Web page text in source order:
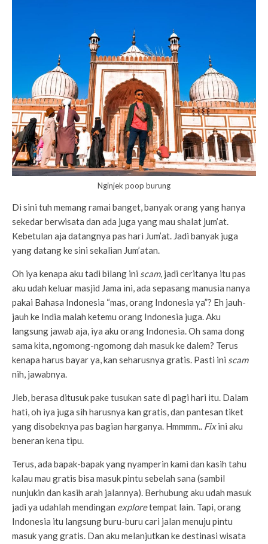
Nginjek poop burung
Di sini tuh memang ramai banget, banyak orang yang hanya
sekedar berwisata dan ada juga yang mau shalat jum’at.
Kebetulan aja datangnya pas hari Jum’at. Jadi banyak juga
yang datang ke sini sekalian Jum’atan.
Oh iya kenapa aku tadi bilang ini scam, jadi ceritanya itu pas
aku udah keluar masjid Jama ini, ada sepasang manusia nanya
pakai Bahasa Indonesia “mas, orang Indonesia ya”? Eh jauh-
jauh ke India malah ketemu orang Indonesia juga. Aku
langsung jawab aja, iya aku orang Indonesia. Oh sama dong
sama kita, ngomong-ngomong dah masuk ke dalem? Terus
kenapa harus bayar ya, kan seharusnya gratis. Pasti ini scam
nih, jawabnya.
Jleb, berasa ditusuk pake tusukan sate di pagi hari itu. Dalam
hati, oh iya juga sih harusnya kan gratis, dan pantesan tiket
yang disobeknya pas bagian harganya. Hmmmm.. Fixini aku
beneran kena tipu.
Terus, ada bapak-bapak yang nyamperin kami dan kasih tahu
kalau mau gratis bisa masuk pintu sebelah sana (sambil
nunjukin dan kasih arah jalannya). Berhubung aku udah masuk
jadi ya udahlah mendingan exploretempat lain. Tapi, orang
Indonesia itu langsung buru-buru cari jalan menuju pintu
masuk yang gratis. Dan aku melanjutkan ke destinasi wisata